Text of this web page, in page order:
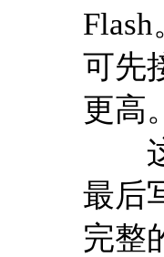
可先
更高。
这
最后
完整